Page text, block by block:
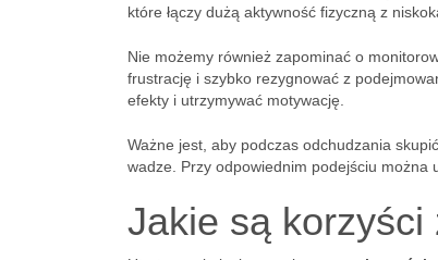
które łączy dużą aktywność fizyczną z
Nie możemy również zapominać o
frustrację i szybko rezygnować z
efekty i utrzymywać motywację.
Ważne jest, aby podczas odchudzania
wadze. Przy odpowiednim podejściu można
Jakie są